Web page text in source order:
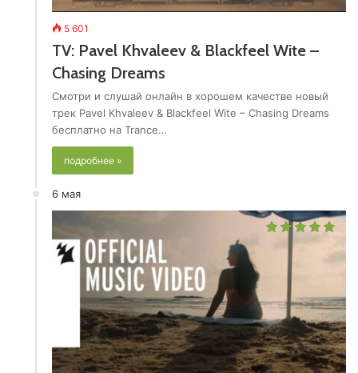
5 601
TV: Pavel Khvaleev & Blackfeel Wite –
Chasing Dreams
Смотри и слушай онлайн в хорошем качестве новый
трек Pavel Khvaleev & Blackfeel Wite – Chasing Dreams
бесплатно на Trance…
подробнее »
6 мая